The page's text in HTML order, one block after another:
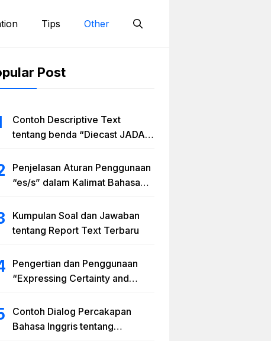
Tips Other
Post
Contoh Descriptive Text
tentang benda “Diecast JADA –
Penjelasan Aturan Penggunaan
“es/s” dalam Kalimat Bahasa
Kumpulan Soal dan Jawaban
tentang Report Text Terbaru
Pengertian dan Penggunaan
“Expressing Certainty and
Contoh Dialog Percakapan
Bahasa Inggris tentang